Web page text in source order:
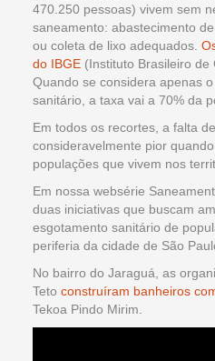
470.250 pessoas) vivem sem
saneamento: abastecimento
ou coleta de lixo adequados.
do IBGE (Instituto Brasileiro de
Quando se considera apenas
sanitário, a taxa vai a 70% da
Em todos os recortes, a falta
consideravelmente pior
populações que vivem nos
Em nossa websérie
duas iniciativas que buscam
esgotamento sanitário de
periferia da cidade de São
No bairro do Jaraguá, as
Teto construíram banheiros
Tekoa Pindo Mirim.